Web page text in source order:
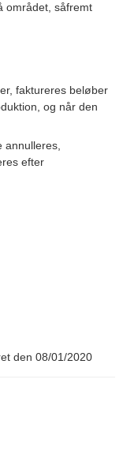
området, såfremt
faktureres beløber
og når den
efter
den 08/01/2020